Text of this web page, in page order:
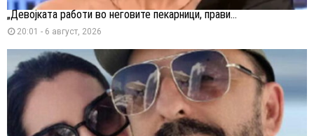
„Девојката работи во неговите пекарници, прави...
20:01 - 6 август, 2026